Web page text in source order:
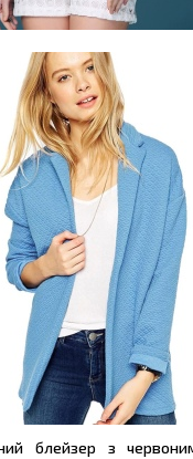
блейзер з